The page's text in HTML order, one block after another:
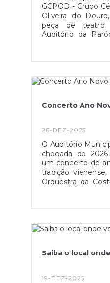
também o novo
(12.880 euros
automática dos
com ligeira
conforme o
GCPOD - Grupo
Oliveira do
peça de teatro
Auditório da
Douro, no dia
Concerto Ano
26-DEZ-2025
O Auditório
chegada de
um concerto de
tradição
Orquestra da
interpretar valsas,
Miguel
charme.Entrada
gaia.pt
Saiba o local
19-DEZ-2025